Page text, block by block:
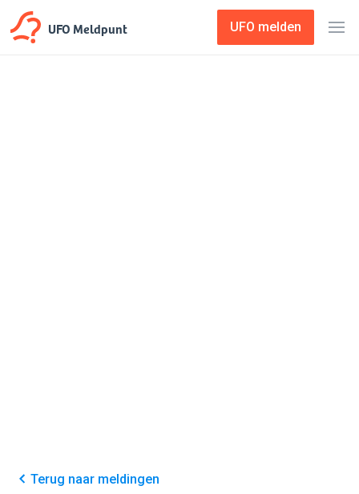
UFO Meldpunt UFO melden
Terug naar meldingen